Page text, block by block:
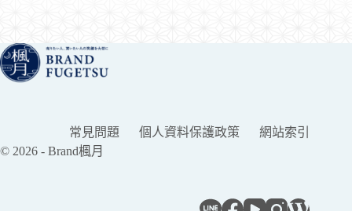
常見問題 個人資料保護政策
網站索引
© 2026 - Brand楓月